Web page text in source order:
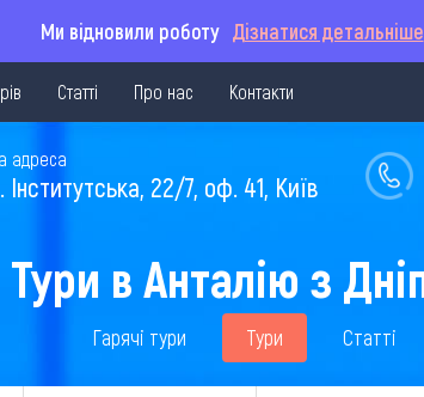
Ми відновили роботу Дізнатися детальніше
Статті Про нас Контакти
адреса
Інститутська, 22/7, оф. 41, Київ
Тури в Анталію з
Гарячі тури Тури Статті